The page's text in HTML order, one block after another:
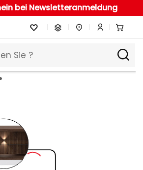
bei Newsletteranmeldung